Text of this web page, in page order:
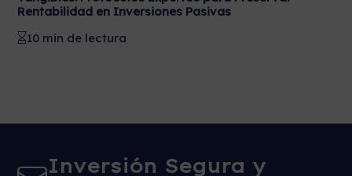
Rentabilidad en Inversiones Pasivas
10 min de lectura
Inversión Segura y